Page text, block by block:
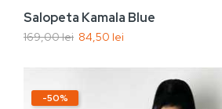
-50%
Nou
Salopeta Kamala Blue
169,00 lei 84,50 lei
-50%